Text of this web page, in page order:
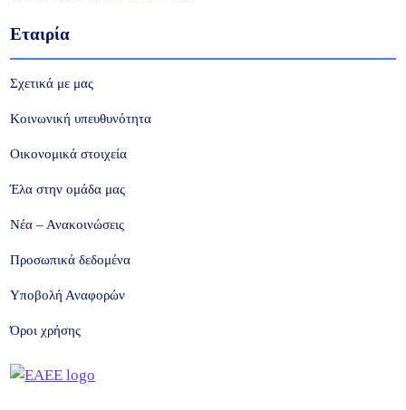
Εταιρία
Σχετικά με μας
Κοινωνική υπευθυνότητα
Οικονομικά στοιχεία
Έλα στην ομάδα μας
Νέα – Ανακοινώσεις
Προσωπικά δεδομένα
Υποβολή Αναφορών
Όροι χρήσης